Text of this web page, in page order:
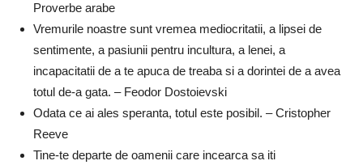
Proverbe arabe
Vremurile noastre sunt vremea mediocritatii, a lipsei de
sentimente, a pasiunii pentru incultura, a lenei, a
incapacitatii de a te apuca de treaba si a dorintei de a avea
totul de-a gata. – Feodor Dostoievski
Odata ce ai ales speranta, totul este posibil. – Cristopher
Reeve
Tine-te departe de oamenii care incearca sa iti